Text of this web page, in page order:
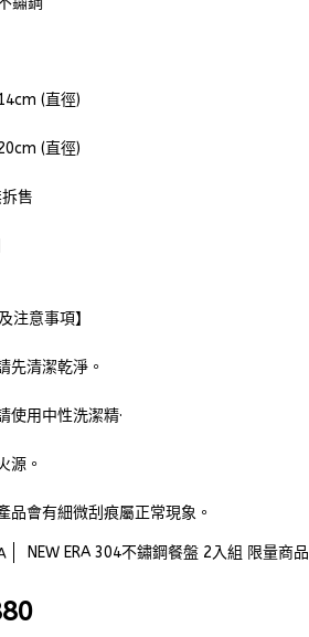
(直徑)
(直徑)
售
注意事項】
先清潔乾淨。
使用中性洗潔精·
源。
品會有細微刮痕屬正常現象。
NEW ERA 304不鏽鋼餐盤 2入組 限量商品